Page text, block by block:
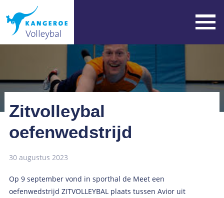
Zitvolleybal
oefenwedstrijd
30 augustus 2023
Op 9 september vond in sporthal de Meet een
oefenwedstrijd ZITVOLLEYBAL plaats tussen Avior uit